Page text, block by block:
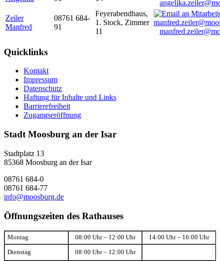
Zeiler
Manfred
08761 684-
91
Feyerabendhaus,
1. Stock, Zimmer
11
Quicklinks
Kontakt
Impressum
Datenschutz
Haftung für Inhalte und Links
Barrierefreiheit
Zugangseröffnung
Stadt Moosburg an der Isar
Stadtplatz 13
85368 Moosburg an der Isar
08761 684-0
08761 684-77
info@moosburg.de
Öffnungszeiten des Rathauses
Montag 08:00 Uhr – 12:00 Uhr 14:00 Uhr – 16:00 Uhr
Dienstag 08:00 Uhr – 12:00 Uhr